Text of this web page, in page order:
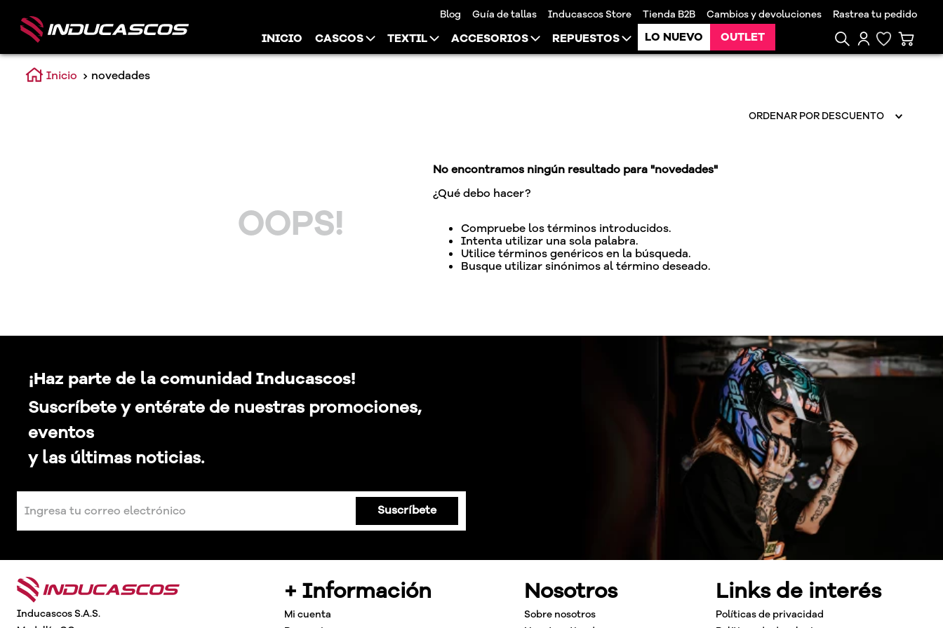
Blog Guía de tallas Inducascos Store Tienda B2B Cambios y devoluciones Rastrea tu pedido
INICIO CASCOS TEXTIL ACCESORIOS REPUESTOS LO NUEVO OUTLET
novedades
ORDENAR POR DESCUENTO
OOPS!
No encontramos ningún resultado para "novedades"
¿Qué debo hacer?
Compruebe los términos introducidos.
Intenta utilizar una sola palabra.
Utilice términos genéricos en la búsqueda.
Busque utilizar sinónimos al término deseado.
¡Haz parte de la comunidad Inducascos!
Suscríbete y entérate de nuestras promociones,
eventos
y las últimas noticias.
Suscríbete
Inducascos S.A.S.
+ Información
Mi cuenta
Nosotros
Sobre nosotros
Links de interés
Políticas de privacidad